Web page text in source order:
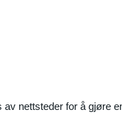
nettsteder for å gjøre